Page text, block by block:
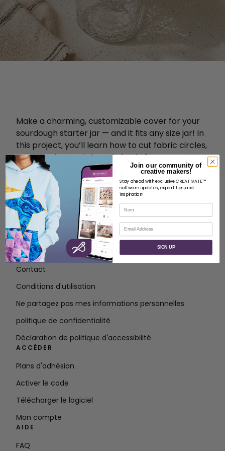
Make a charming, customizable cover for your
sourdough starter jar — and it fits any size jar! In
this project, you’ll learn how to cut fabric circles,
sew a casing, and thread elastic for a snug,
decorative finish.
À PROPOS
À propos de SVP Worldwide
Contact
Conditions d'utilisation
Ne partagez pas mes informations personnelles
politique de confidentialité
Déclaration de politique d'accessibilité
ACCÉDER
Plans d'adhésion
Activer le code
Télécharger le logiciel
Mon compte
AIDE
FAQ
Join our community of
creative makers!
Stay ahead with exclusive CREATIVATE™
software updates, expert tips, and
inspiration!
Nom
Courriel
SIGN UP